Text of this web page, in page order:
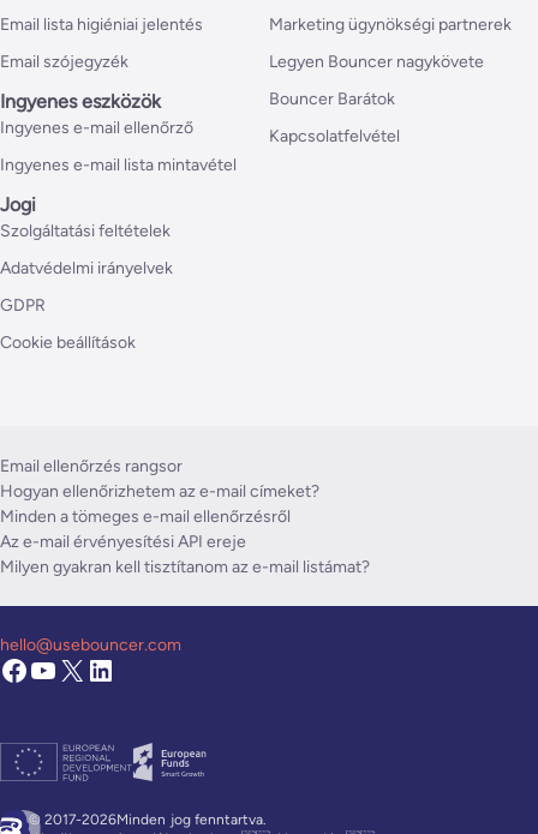
Email lista higiéniai jelentés
Email szójegyzék
Ingyenes eszközök
Ingyenes e-mail ellenőrző
Ingyenes e-mail lista mintavétel
Marketing ügynökségi partnerek
Legyen Bouncer nagykövete
Bouncer Barátok
Kapcsolatfelvétel
Jogi
Szolgáltatási feltételek
Adatvédelmi irányelvek
GDPR
Cookie beállítások
Email ellenőrzés rangsor
Hogyan ellenőrizhetem az e-mail címeket?
Minden a tömeges e-mail ellenőrzésről
Az e-mail érvényesítési API ereje
Milyen gyakran kell tisztítanom az e-mail listámat?
© 2017-2026Minden jog fenntartva.
hello@usebouncer.com